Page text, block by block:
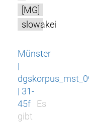
[MG]
slowakei
Münster
|
| 31-
45f
Es
gibt